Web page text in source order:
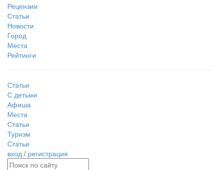
Рецензии
Статьи
Новости
Город
Места
Рейтинги
Статьи
С детьми
Афиша
Места
Статьи
Туризм
Статьи
вход / регистрация